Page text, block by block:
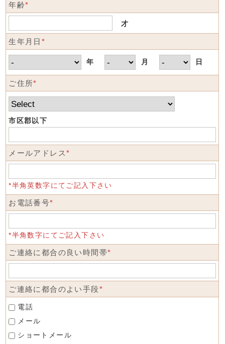
年齢*
才
生年月日 *
年 月 日
ご住所*
市区郡以下
メールアドレス*
*半角英数字にてご記入下さい
お電話番号*
*半角数字にてご記入下さい
ご連絡に都合の良い時間帯*
ご連絡に都合のよい手段*
電話
メール
ショートメール